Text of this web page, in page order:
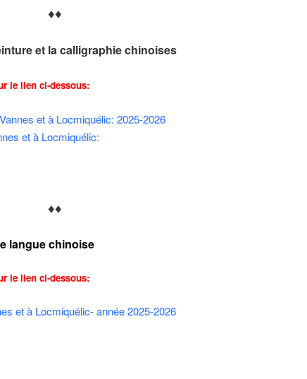
♦♦
et la calligraphiechinoises
le lien ci-dessous:
et à Locmiquélic: 2025-2026
et à Locmiquélic:
♦♦
langue chinoise
le lien ci-dessous:
et à Locmiquélic- année 2025-2026